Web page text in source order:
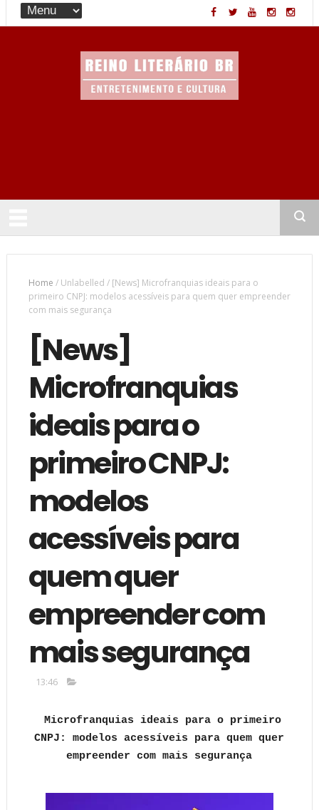
Home /Unlabelled / [News] Microfranquias ideais para o
primeiro CNPJ: modelos acessíveis para quem quer empreender
com mais segurança
[News]
Microfranquias
ideais para o
primeiro CNPJ:
modelos
acessíveis para
quem quer
empreender com
mais segurança
13:46
Microfranquias ideais para o primeiro
CNPJ: modelos acessíveis para quem quer
empreender com mais segurança